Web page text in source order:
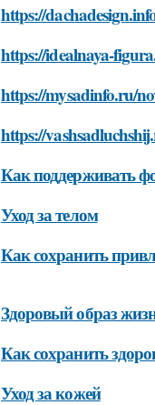
https://
https://idealnaya-
https://mysadinfo.ru/
https://
Как поддерживать
Уход за телом
Как сохранить
Здоровый образ
Как сохранить
Уход за кожей